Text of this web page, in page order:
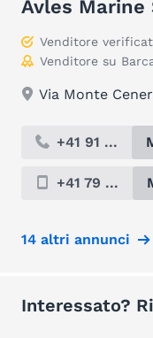
Avles Marine
Venditore
Venditore su
Via Monte
+41 91 ...
+41 79 ...
14 altri annunci
Interessato?